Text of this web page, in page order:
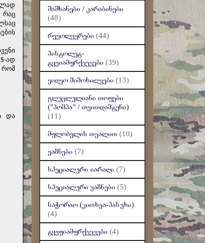
რაც
ად
რომ
და
შაშხანები / კარაბინები
(48)
რევოლვერები (44)
პისტოლეტ-
ტყვიამფრქვევები (39)
ვიდეო მიმოხილვები (13)
გლუვლულიანი თოფები
("პომპა" / თვითდამტენი)
(11)
მფლობელის თვალით (10)
ვაზნები (7)
სპეციალური იარაღი (7)
სპეციალური ვაზნები (5)
საჭორაო (კითხვა-პასუხი)
(4)
ტყვფიამფრქვევები (4)